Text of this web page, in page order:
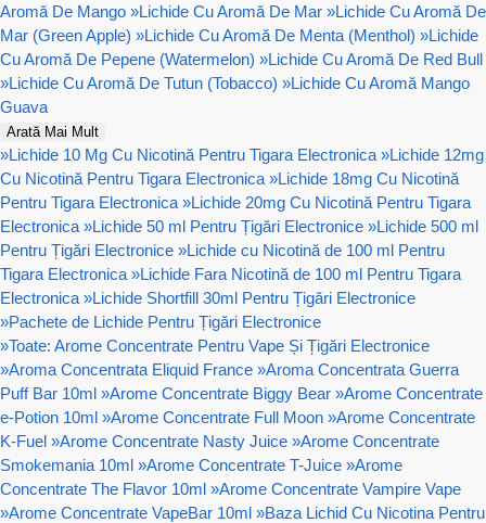
Aromă De Mango »Lichide Cu Aromă De Mar »Lichide Cu Aromă De
Mar (Green Apple) »Lichide Cu Aromă De Menta (Menthol) »Lichide
Cu Aromă De Pepene (Watermelon) »Lichide Cu Aromă De Red Bull
»Lichide Cu Aromă De Tutun (Tobacco) »Lichide Cu Aromă Mango
Guava
Arată Mai Mult
»Lichide 10 Mg Cu Nicotină Pentru Tigara Electronica »Lichide 12mg
Cu Nicotină Pentru Tigara Electronica »Lichide 18mg Cu Nicotină
Pentru Tigara Electronica »Lichide 20mg Cu Nicotină Pentru Tigara
Electronica »Lichide 50 ml Pentru Țigări Electronice »Lichide 500 ml
Pentru Țigări Electronice »Lichide cu Nicotină de 100 ml Pentru
Tigara Electronica »Lichide Fara Nicotină de 100 ml Pentru Tigara
Electronica »Lichide Shortfill 30ml Pentru Țigări Electronice
»Pachete de Lichide Pentru Țigări Electronice
»Toate: Arome Concentrate Pentru Vape Și Țigări Electronice
»Aroma Concentrata Eliquid France »Aroma Concentrata Guerra
Puff Bar 10ml »Arome Concentrate Biggy Bear »Arome Concentrate
e-Potion 10ml »Arome Concentrate Full Moon »Arome Concentrate
K-Fuel »Arome Concentrate Nasty Juice »Arome Concentrate
Smokemania 10ml »Arome Concentrate T-Juice »Arome
Concentrate The Flavor 10ml »Arome Concentrate Vampire Vape
»Arome Concentrate VapeBar 10ml »Baza Lichid Cu Nicotina Pentru